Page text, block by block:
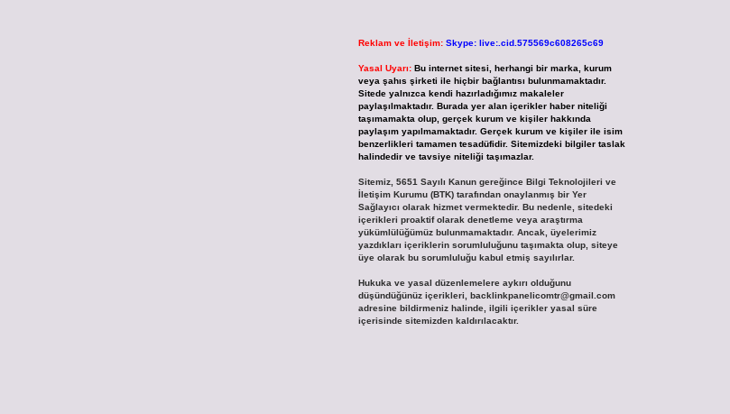
Reklam ve İletişim: Skype: live:.cid.575569c608265c69
Yasal Uyarı: Bu internet sitesi, herhangi bir marka, kurum
veya şahıs şirketi ile hiçbir bağlantısı bulunmamaktadır.
Sitede yalnızca kendi hazırladığımız makaleler
paylaşılmaktadır. Burada yer alan içerikler haber niteliği
taşımamakta olup, gerçek kurum ve kişiler hakkında
paylaşım yapılmamaktadır. Gerçek kurum ve kişiler ile isim
benzerlikleri tamamen tesadüfidir. Sitemizdeki bilgiler taslak
halindedir ve tavsiye niteliği taşımazlar.
Sitemiz, 5651 Sayılı Kanun gereğince Bilgi Teknolojileri ve
İletişim Kurumu (BTK) tarafından onaylanmış bir Yer
Sağlayıcı olarak hizmet vermektedir. Bu nedenle, sitedeki
içerikleri proaktif olarak denetleme veya araştırma
yükümlülüğümüz bulunmamaktadır. Ancak, üyelerimiz
yazdıkları içeriklerin sorumluluğunu taşımakta olup, siteye
üye olarak bu sorumluluğu kabul etmiş sayılırlar.
Hukuka ve yasal düzenlemelere aykırı olduğunu
düşündüğünüz içerikleri, backlinkpanelicomtr@gmail.com
adresine bildirmeniz halinde, ilgili içerikler yasal süre
içerisinde sitemizden kaldırılacaktır.